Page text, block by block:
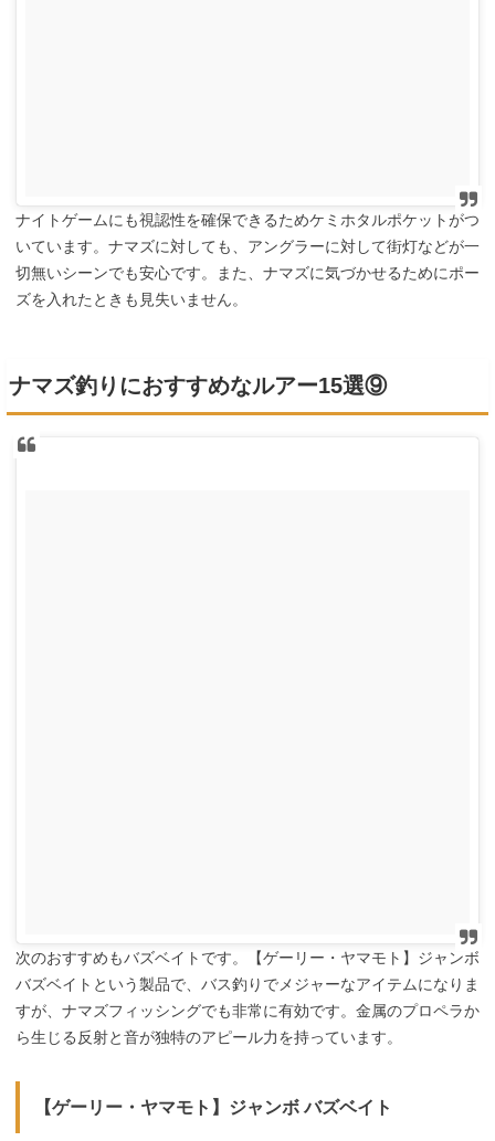
ナイトゲームにも視認性を確保できるためケミホタルポケットがつ
いています。ナマズに対しても、アングラーに対して街灯などが一
切無いシーンでも安心です。また、ナマズに気づかせるためにポー
ズを入れたときも見失いません。
ナマズ釣りにおすすめなルアー15選⑨
次のおすすめもバズベイトです。【ゲーリー・ヤマモト】ジャンボ
バズベイトという製品で、バス釣りでメジャーなアイテムになりま
すが、ナマズフィッシングでも非常に有効です。金属のプロペラか
ら生じる反射と音が独特のアピール力を持っています。
【ゲーリー・ヤマモト】ジャンボ バズベイト